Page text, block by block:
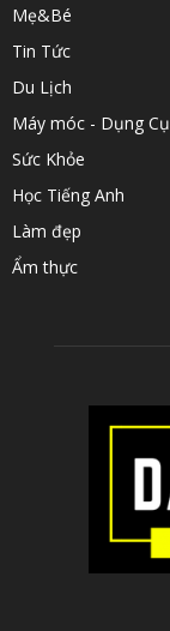
Mẹ&Bé
Tin Tức
Du Lịch
Máy móc - Dụng Cụ
Sức Khỏe
Học Tiếng Anh
Làm đẹp
Ẩm thực